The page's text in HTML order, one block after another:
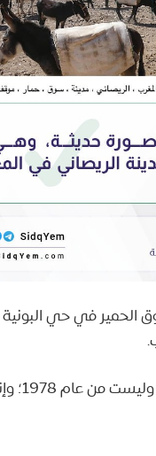
نادرة تعود لعام 1978م لسوق